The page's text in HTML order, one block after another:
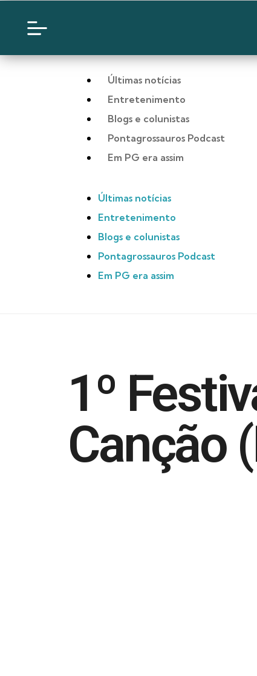
Últimas notícias
Entretenimento
Blogs e colunistas
Pontagrossauros Podcast
Em PG era assim
Últimas notícias
Entretenimento
Blogs e colunistas
Pontagrossauros Podcast
Em PG era assim
1º
Canção